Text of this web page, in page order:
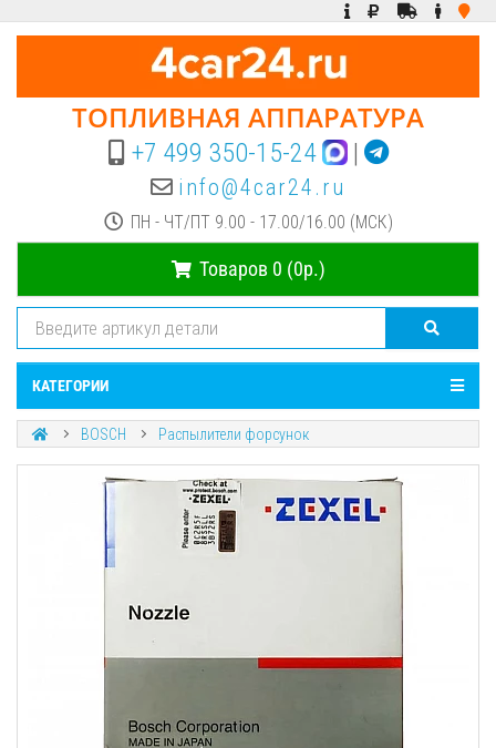
ТОПЛИВНАЯ АППАРАТУРА
+7 499 350-15-24 |
info@4car24.ru
ПН - ЧТ/ПТ 9.00 - 17.00/16.00 (МСК)
Товаров 0 (0р.)
КАТЕГОРИИ
BOSCH Распылители форсунок